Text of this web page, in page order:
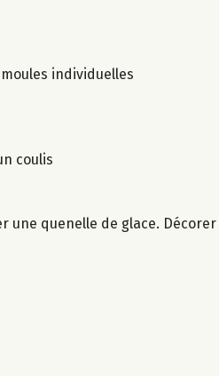
individuelles
coulis
quenelle de glace. Décorer